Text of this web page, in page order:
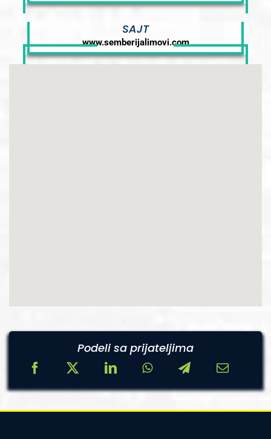
SAJT
www.semberijalimovi.com
Podeli sa prijateljima